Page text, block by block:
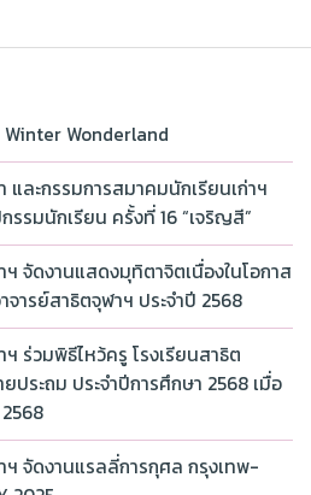
Wonderland
และกรรมการสมาคมนักเรียนเก่าฯ
รรมนักเรียน ครั้งที่ 16 “เจริญสี”
จัดงานแสดงมุทิตาจิตเนื่องในโอกาส
ารย์สาธิตจุฬาฯ ประจำปี 2568
ร่วมพิธีไหว้ครู โรงเรียนสาธิต
ระถม ประจำปีการศึกษา 2568 เมื่อ
ฯ จัดงานแรลลี่การกุศล กรุงเทพ-